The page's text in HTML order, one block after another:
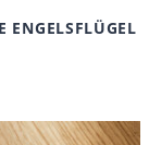
ENGELSFLÜGEL